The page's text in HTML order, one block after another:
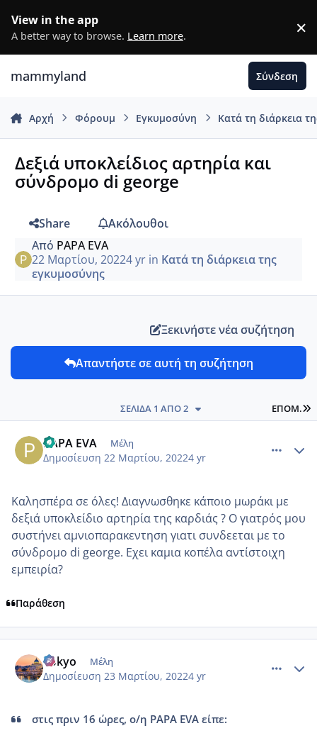
View in the app
A better way to browse. Learn more. ×
mammyland Σύνδεση
Αρχή Φόρουμ Εγκυμοσύνη Κατά τη διάρκεια
Δεξιά υποκλείδιος αρτηρία και
σύνδρομο di george
Share
Ακόλουθοι
Από PAPA EVA
22 Μαρτίου, 20224 yrin Κατά τη διάρκεια της
εγκυμοσύνης
Ξεκινήστε νέα συζήτηση
Απαντήστε σε αυτή τη συζήτηση
ΕΠΌΜ.
ΣΕΛΊΔΑ 1 ΑΠΌ 2
PAPA EVA Μέλη
Δημοσίευση 22 Μαρτίου, 20224 yr
Καλησπέρα σε όλες! Διαγνωσθηκε κάποιο μωράκι με
δεξιά υποκλείδιο αρτηρία της καρδιάς ? Ο γιατρός μου
συστήνει αμνιοπαρακεντηση γιατι συνδεεται με το
σύνδρομο di george. Εχει καμια κοπέλα αντίστοιχη
εμπειρία?
Παράθεση
Tokyo Μέλη
Δημοσίευση 23 Μαρτίου, 20224 yr
στις πριν 16 ώρες, ο/η PAPA EVA είπε: